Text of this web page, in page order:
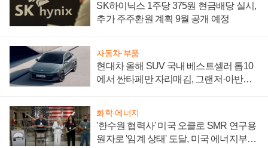
SK하이닉스 1주당 375원 현금배당 실시,
추가 주주환원 계획 9월 공개 예정
자동차·부품
현대차 올해 SUV 국내 베스트셀러 톱10
에서 싼타페만 자리매김, 그랜저·아반떼
화학·에너지
'한수원 협력사' 미국 오클로 SMR 연구용
원자로 '임계 상태' 도달, 미국 에너지부